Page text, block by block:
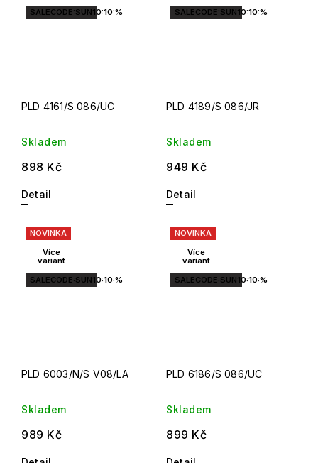
SALECODE:SUN10:10:%
PLD 4161/S 086/UC
Skladem
898 Kč
Detail
SALECODE:SUN10:10:%
PLD 4189/S 086/JR
Skladem
949 Kč
Detail
NOVINKA
Více
variant
SALECODE:SUN10:10:%
PLD 6003/N/S V08/LA
Skladem
989 Kč
NOVINKA
Více
variant
SALECODE:SUN10:10:%
PLD 6186/S 086/UC
Skladem
899 Kč